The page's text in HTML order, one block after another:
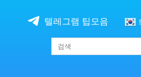
content
텔레그램 팁모음
Search
for: